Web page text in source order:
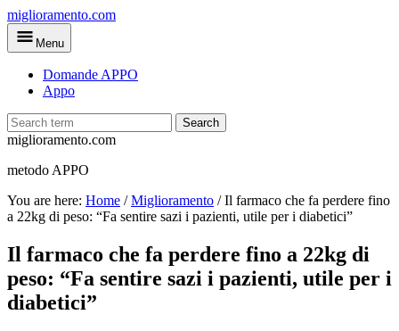
Skip
to
main
miglioramento.com
Menu
Domande APPO
Appo
Search
miglioramento.com
metodo APPO
You are here: Home /Miglioramento /Il farmaco che fa perdere fino
a 22kg di peso: “Fa sentire sazi i pazienti, utile per i diabetici”
Il farmaco che fa perdere fino a 22kg di
peso: “Fa sentire sazi i pazienti, utile per i
diabetici”